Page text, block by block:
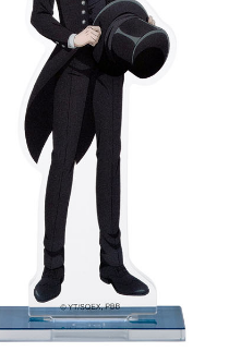
免運費
運費
)免運費
園專用